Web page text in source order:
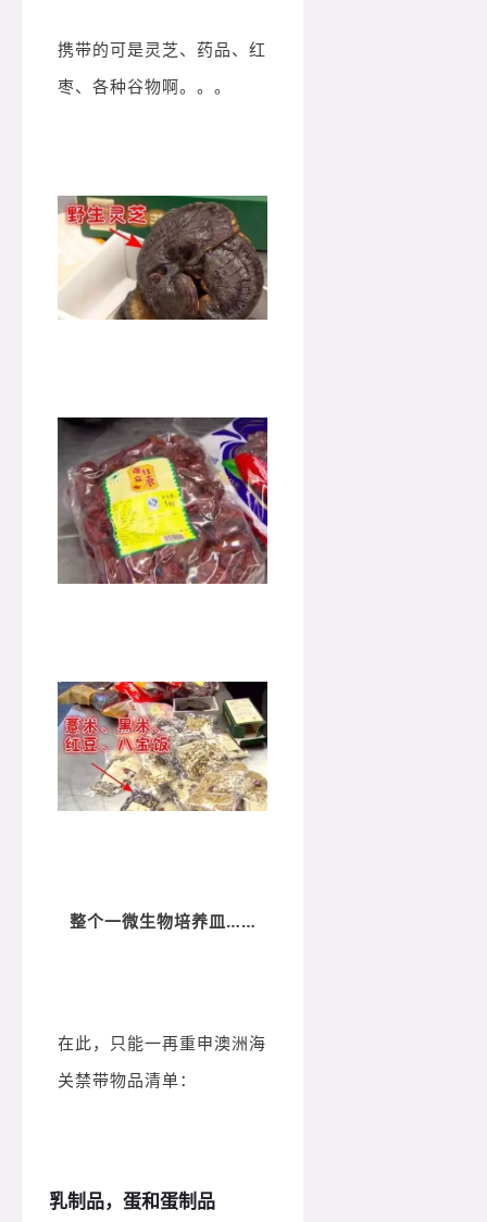
携带的可是灵芝、药品、红
枣、各种谷物啊。。。
整个一微生物培养皿……
在此，只能一再重申澳洲海
关禁带物品清单：
乳制品，蛋和蛋制品